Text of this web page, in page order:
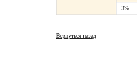
3%
Вернуться назад